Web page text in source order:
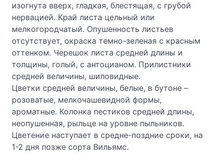
изогнута вверх, гладкая, блестящая, с грубой
нервацией. Край листа цельный или
мелкогородчатый. Опушенность листьев
отсутствует, окрас­ка темно-зеленая с красным
оттенком. Черешок листа средней длины и
толщины, голый, с антоцианом. Прилистники
средней величины, шиловид­ные.
Цветки средней величины, белые, в бутоне –
розоватые, мелкочашевидной формы,
ароматные. Колонка пестиков средней длины,
неопушенная, рыльце на уровне пыльников.
Цветение наступает в средне-поздние сроки, на
1-2 дня позже сорта Вильямс.